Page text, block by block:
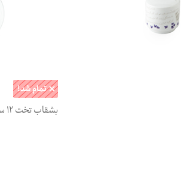
بشقاب تخت 12 سانتیمتری غزل